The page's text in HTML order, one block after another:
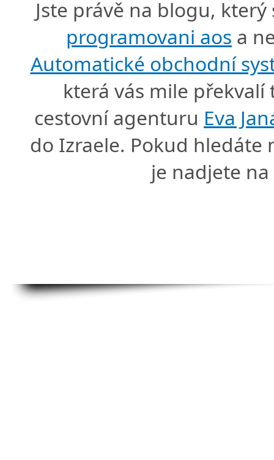
Jste právě na blogu,
programovani aos a
Automatické obchodní
která vás mile
cestovní agenturu Eva
do Izraele. Pokud hledáte
je nadjete